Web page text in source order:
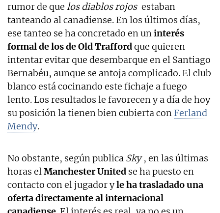
rumor de que los diablos rojos estaban
tanteando al canadiense. En los últimos días,
ese tanteo se ha concretado en uninterés
formal de los de Old Traffordque quieren
intentar evitar que desembarque en el Santiago
Bernabéu, aunque se antoja complicado. El club
blanco está cocinando este fichaje a fuego
lento. Los resultados le favorecen y a día de hoy
su posición la tienen bien cubierta conFerland
Mendy.
No obstante, según publica Sky , en las últimas
horas elManchester United se ha puesto en
contacto con el jugador yle ha trasladado una
oferta directamente al internacional